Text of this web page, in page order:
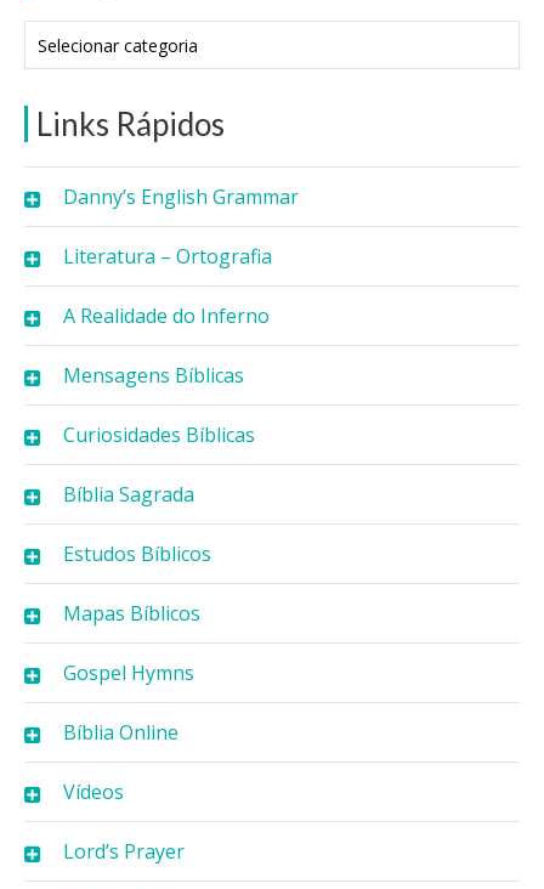
Links Rápidos
Danny’s English Grammar
Literatura – Ortografia
A Realidade do Inferno
Mensagens Bíblicas
Curiosidades Bíblicas
Bíblia Sagrada
Estudos Bíblicos
Mapas Bíblicos
Gospel Hymns
Bíblia Online
Vídeos
Lord’s Prayer